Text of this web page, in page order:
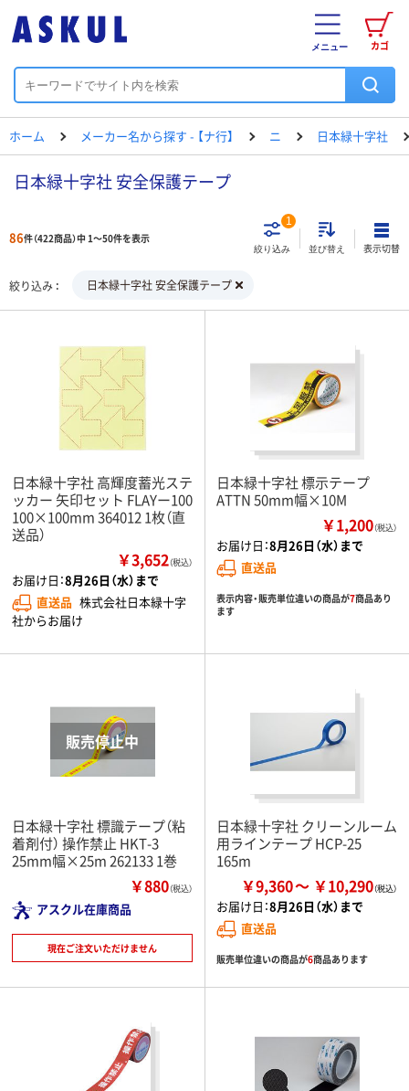
カゴ
メニュー
ホーム メーカー名から探す - 【ナ行】 ニ 日本緑十字社
日本緑十字社 安全保護テープ
86件（422商品）中 1～50件を表示
絞り込み
1
並び替え 表示切替
絞り込み 日本緑十字社 安全保護テープ
日本緑十字社 高輝度蓄光ステ
ッカー 矢印セット FLAYー100
100×100mm 364012 1枚（直
送品）
￥3,652（税込）
お届け日：8月26日（水）まで
直送品 株式会社日本緑十字
社からお届け
日本緑十字社 標示テープ
ATTN 50mm幅×10M
￥1,200（税込）
お届け日：8月26日（水）まで
直送品
表示内容・販売単位違いの商品が7商品あり
ます
日本緑十字社 標識テープ（粘
着剤付） 操作禁止 HKT-3
25mm幅×25m 262133 1巻
￥880（税込）
アスクル在庫商品
現在ご注文いただけません
日本緑十字社 クリーンルーム
用ラインテープ HCP-25
165m
￥9,360 ￥10,290
お届け日：8月26日（水）まで
直送品
販売単位違いの商品が6商品あります